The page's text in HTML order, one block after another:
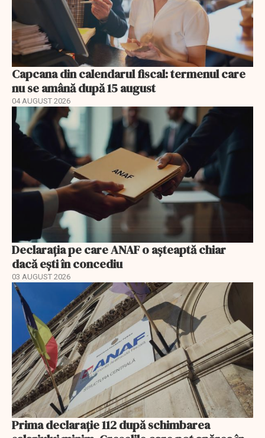
Capcana din calendarul fiscal: termenul care
nu se amână după 15 august
04 AUGUST 2026
Declarația pe care ANAF o așteaptă chiar
dacă ești în concediu
03 AUGUST 2026
Prima declarație 112 după schimbarea